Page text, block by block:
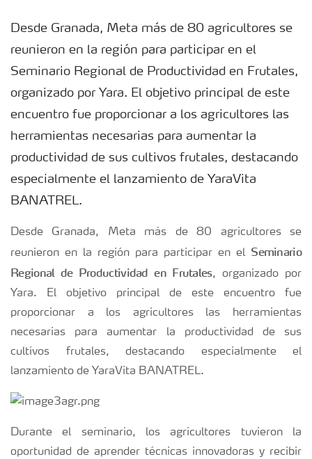
Desde Granada, Meta más de 80 agricultores se
reunieron en la región para participar en el
Seminario Regional de Productividad en Frutales,
organizado por Yara. El objetivo principal de este
encuentro fue proporcionar a los agricultores las
herramientas necesarias para aumentar la
productividad de sus cultivos frutales, destacando
especialmente el lanzamiento de YaraVita
BANATREL.
Desde Granada, Meta más de 80 agricultores se
reunieron en la región para participar en el Seminario
Regional de Productividad en Frutales, organizado por
Yara. El objetivo principal de este encuentro fue
proporcionar a los agricultores las herramientas
necesarias para aumentar la productividad de sus
cultivos frutales, destacando especialmente el
lanzamiento de YaraVita BANATREL.
Durante el seminario, los agricultores tuvieron la
oportunidad de aprender técnicas innovadoras y recibir